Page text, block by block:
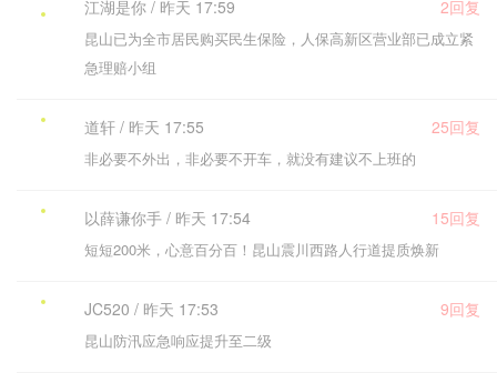
江湖是你 / 昨天 17:59 2回复
昆山已为全市居民购买民生保险，人保高新区营业部已成立紧
急理赔小组
道轩 / 昨天 17:55 25回复
非必要不外出，非必要不开车，就没有建议不上班的
以薛谦你手 / 昨天 17:54 15回复
短短200米，心意百分百！昆山震川西路人行道提质焕新
JC520 / 昨天 17:53 9回复
昆山防汛应急响应提升至二级